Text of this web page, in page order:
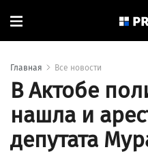
Главная Все новости
В Актобе
нашла и
депутата